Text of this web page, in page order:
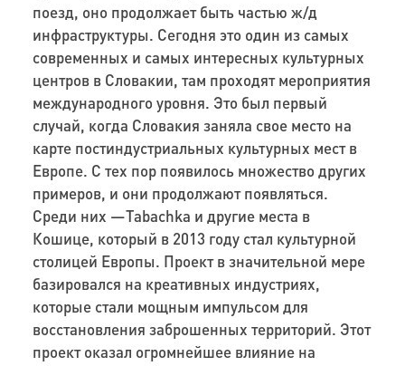
поезд, оно продолжает быть частью ж/д
инфраструктуры. Сегодня это один из самых
современных и самых интересных культурных
центров в Словакии, там проходят мероприятия
международного уровня. Это был первый
случай, когда Словакия заняла свое место на
карте постиндустриальных культурных мест в
Европе. С тех пор появилось множество других
примеров, и они продолжают появляться.
Среди них —Tabachka и другие места в
Кошице, который в 2013 году стал культурной
столицей Европы. Проект в значительной мере
базировался на креативных индустриях,
которые стали мощным импульсом для
восстановления заброшенных территорий. Этот
проект оказал огромнейшее влияние на